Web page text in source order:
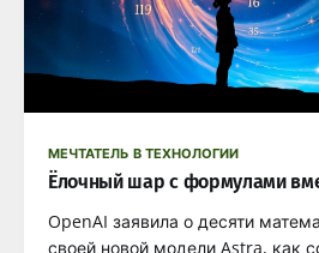
МЕЧТАТЕЛЬ В ТЕХНОЛОГИИ
Ёлочный шар с формулами
OpenAI заявила о десяти
своей новой модели Astra, как